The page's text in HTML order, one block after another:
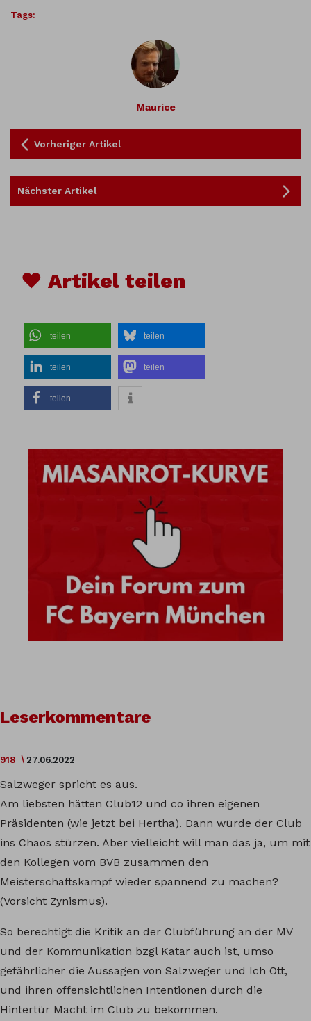
Tags:
Maurice
Vorheriger Artikel
Nächster Artikel
♥ Artikel teilen
teilen teilen
teilen teilen
teilen
Leserkommentare
918 27.06.2022
Salzweger spricht es aus.
Am liebsten hätten Club12 und co ihren eigenen
Präsidenten (wie jetzt bei Hertha). Dann würde der Club
ins Chaos stürzen. Aber vielleicht will man das ja, um mit
den Kollegen vom BVB zusammen den
Meisterschaftskampf wieder spannend zu machen?
(Vorsicht Zynismus).
So berechtigt die Kritik an der Clubführung an der MV
und der Kommunikation bzgl Katar auch ist, umso
gefährlicher die Aussagen von Salzweger und Ich Ott,
und ihren offensichtlichen Intentionen durch die
Hintertür Macht im Club zu bekommen.